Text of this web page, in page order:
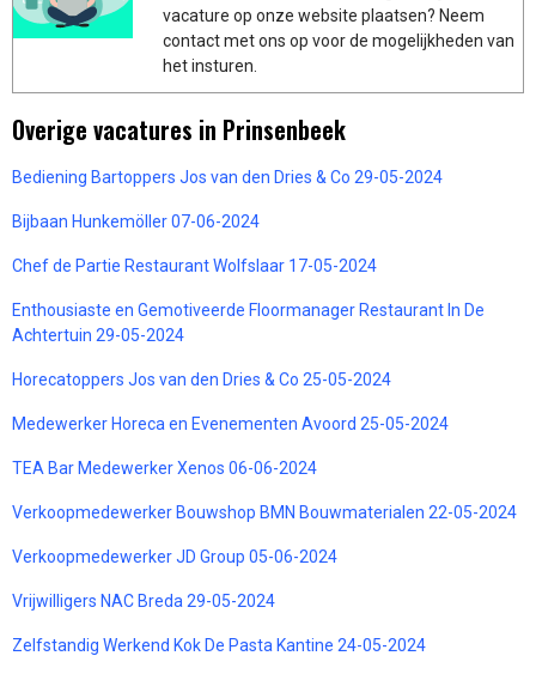
vacature op onze website plaatsen? Neem
contact met ons op voor de mogelijkheden van
het insturen.
Overige vacatures in Prinsenbeek
Bediening Bartoppers Jos van den Dries & Co 29-05-2024
Bijbaan Hunkemöller 07-06-2024
Chef de Partie Restaurant Wolfslaar 17-05-2024
Enthousiaste en Gemotiveerde Floormanager Restaurant In De
Achtertuin 29-05-2024
Horecatoppers Jos van den Dries & Co 25-05-2024
Medewerker Horeca en Evenementen Avoord 25-05-2024
TEA Bar Medewerker Xenos 06-06-2024
Verkoopmedewerker Bouwshop BMN Bouwmaterialen 22-05-2024
Verkoopmedewerker JD Group 05-06-2024
Vrijwilligers NAC Breda 29-05-2024
Zelfstandig Werkend Kok De Pasta Kantine 24-05-2024